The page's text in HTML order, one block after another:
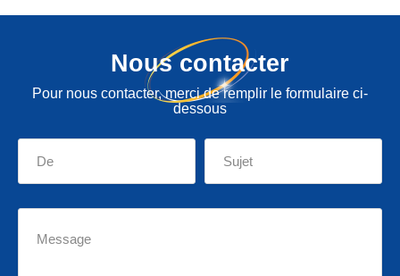
Nous contacter
Pour nous contacter, merci de remplir le formulaire ci-
dessous